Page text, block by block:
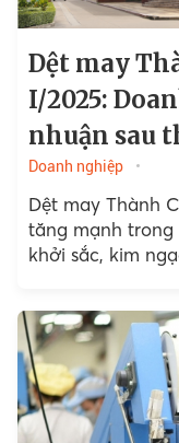
Dệt may
I/2025:
nhuận sau
Doanh nghiệp
Dệt may Thành
tăng mạnh trong
khởi sắc, kim